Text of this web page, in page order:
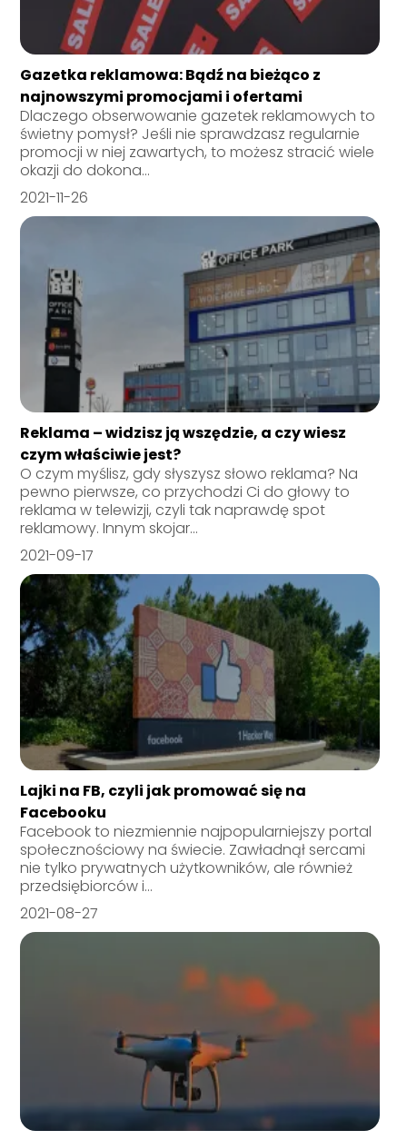
Gazetka reklamowa: Bądź na bieżąco z
najnowszymi promocjami i ofertami
Dlaczego obserwowanie gazetek reklamowych to
świetny pomysł? Jeśli nie sprawdzasz regularnie
promocji w niej zawartych, to możesz stracić wiele
okazji do dokona...
2021-11-26
Reklama – widzisz ją wszędzie, a czy wiesz
czym właściwie jest?
O czym myślisz, gdy słyszysz słowo reklama? Na
pewno pierwsze, co przychodzi Ci do głowy to
reklama w telewizji, czyli tak naprawdę spot
reklamowy. Innym skojar...
2021-09-17
Lajki na FB, czyli jak promować się na
Facebooku
Facebook to niezmiennie najpopularniejszy portal
społecznościowy na świecie. Zawładnął sercami
nie tylko prywatnych użytkowników, ale również
przedsiębiorców i...
2021-08-27